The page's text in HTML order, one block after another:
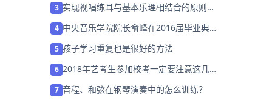
3 实现视唱练耳与基本乐理相结合的原则与
4 中央音乐学院院长俞峰在2016届毕业典礼
5 孩子学习重复也是很好的方法
6 2018年艺考生参加校考一定要注意这几
7 音程、和弦在钢琴演奏中的怎么训练？